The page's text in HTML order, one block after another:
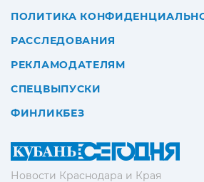
Новости Краснодара и Края
ПОЛИТИКА
РАССЛЕДОВАНИЯ
РЕКЛАМОДАТЕЛЯМ
СПЕЦВЫПУСКИ
ФИНЛИКБЕЗ